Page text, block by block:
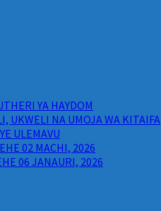
YA HAYDOM
UKWELI NA UMOJA WA KITAIFA
ULEMAVU
02 MACHI, 2026
06 JANAURI, 2026